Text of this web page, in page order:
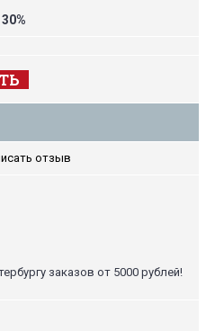
отзыв
заказов от 5000 рублей!